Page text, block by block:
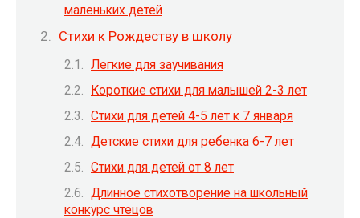
маленьких детей
Стихи к Рождеству в школу
Легкие для заучивания
Короткие стихи для малышей 2-3 лет
Стихи для детей 4-5 лет к 7 января
Детские стихи для ребенка 6-7 лет
Стихи для детей от 8 лет
Длинное стихотворение на школьный
конкурс чтецов